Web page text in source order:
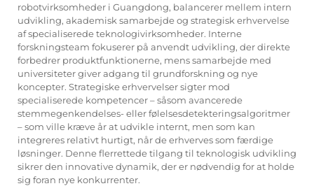
robotvirksomheder i Guangdong, balancerer mellem intern
udvikling, akademisk samarbejde og strategisk erhvervelse
af specialiserede teknologivirksomheder. Interne
forskningsteam fokuserer på anvendt udvikling, der direkte
forbedrer produktfunktionerne, mens samarbejde med
universiteter giver adgang til grundforskning og nye
koncepter. Strategiske erhvervelser sigter mod
specialiserede kompetencer – såsom avancerede
stemmegenkendelses- eller følelsesdetekteringsalgoritmer
– som ville kræve år at udvikle internt, men som kan
integreres relativt hurtigt, når de erhverves som færdige
løsninger. Denne flerrettede tilgang til teknologisk udvikling
sikrer den innovative dynamik, der er nødvendig for at holde
sig foran nye konkurrenter.